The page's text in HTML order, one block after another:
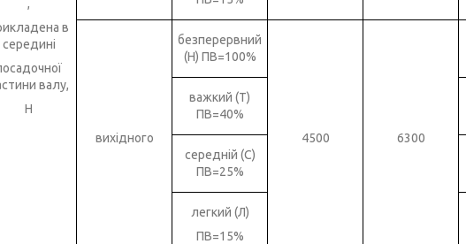
,
в
середині
валу,
Н
вихідного
безперервний
(Н) ПВ=100%
4500 6300
важкий (Т)
ПВ=40%
середній (С)
ПВ=25%
легкий (Л)
ПВ=15%